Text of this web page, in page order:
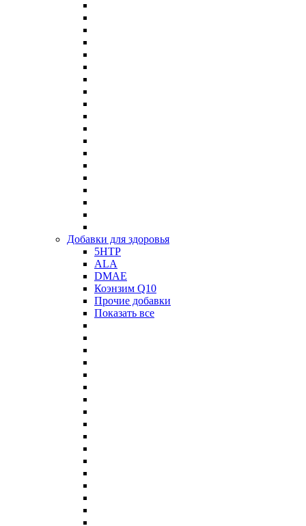
Добавки для здоровья
5HTP
ALA
DMAE
Коэнзим Q10
Прочие добавки
Показать все